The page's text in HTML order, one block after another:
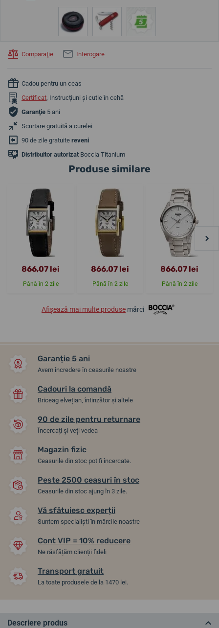
Comparaţie Interogare
Cadou pentru un ceas
Certificat, Instrucțiuni și cutie în cehă
Garanţie 5 ani
Scurtare gratuită a curelei
90 de zile gratuite reveni
Distribuitor autorizat Boccia Titanium
Produse similare
866,07 lei
Până în 2 zile
866,07 lei
Până în 2 zile
866,07 lei
Până în 2 zile
Afișează mai multe produse mărci
Garanție 5 ani
Avem încredere în ceasurile noastre
Cadouri la comandă
Briceag elvețian, întinzător și altele
90 de zile pentru returnare
Încercați și veți vedea
Magazin fizic
Ceasurile din stoc pot fi încercate.
Peste 2500 ceasuri în stoc
Ceasurile din stoc ajung în 3 zile.
Vă sfătuiesc experții
Suntem specialiști în mărcile noastre
Cont VIP = 10% reducere
Ne răsfățăm clienții fideli
Transport gratuit
La toate produsele de la 1470 lei.
Descriere produs